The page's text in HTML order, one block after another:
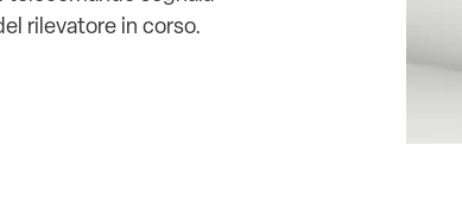
rilevatore in corso.